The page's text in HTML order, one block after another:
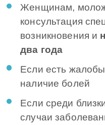
Женщинам,
консультация
возникновения и
два года
Если есть
наличие болей
Если среди
случаи